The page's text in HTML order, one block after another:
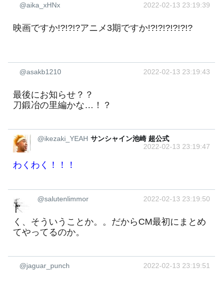
@aika_xHNx 2022-02-13 23:19:39
映画ですか!?!?!?アニメ3期ですか!?!?!?!?!?!?
@asakb1210 2022-02-13 23:19:43
最後にお知らせ？？
刀鍛冶の里編かな…！？
@ikezaki_YEAH サンシャイン池崎 超公式
2022-02-13 23:19:47
わくわく！！！
@salutenlimmor 2022-02-13 23:19:50
く、そういうことか。。だからCM最初にまとめ
てやってるのか。
@jaguar_punch 2022-02-13 23:19:51